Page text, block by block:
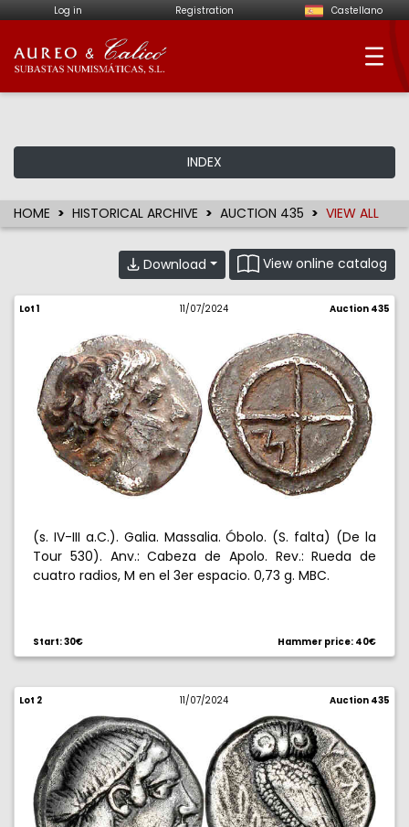
Log in Registration Castellano
Aureo & Calicó -
INDEX
HOME HISTORICAL ARCHIVE AUCTION 435 VIEW ALL
Download View online catalog
Lot 1 11/07/2024 Auction 435
(s. IV-III a.C.). Galia. Massalia. Óbolo. (S. falta) (De la
Tour 530). Anv.: Cabeza de Apolo. Rev.: Rueda de
cuatro radios, M en el 3er espacio. 0,73 g. MBC.
Start: 30€ Hammer price: 40€
Lot 2 11/07/2024 Auction 435